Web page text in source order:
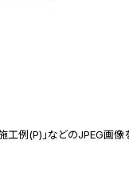
工例(P)」などのJPEG画像